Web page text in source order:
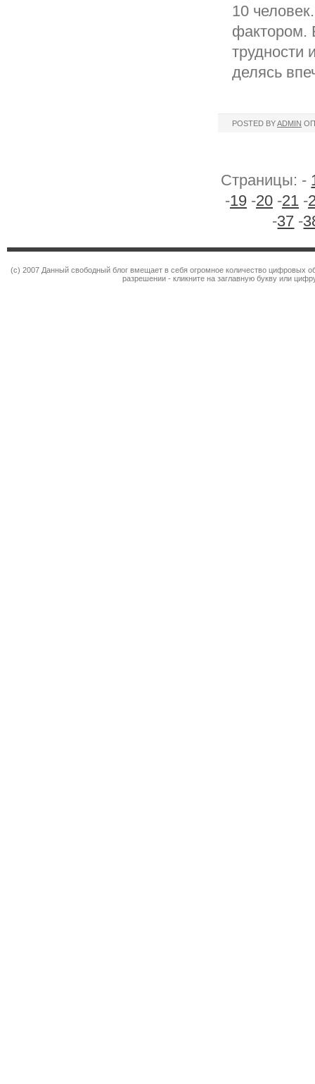
10
фактором.
трудности
делясь
POSTED BYADMIN
Страницы: -
-19 -20 -21 -
-37 -
(c) 2007 Данный свободный блог вмещает в себя огромное количество цифровых
разрешении - кликните на заглавную букву или